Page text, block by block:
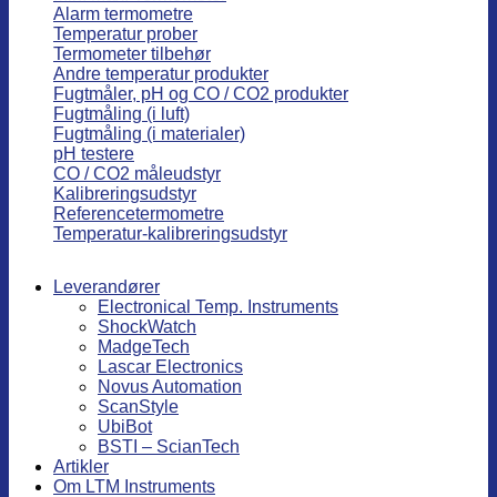
Alarm termometre
Temperatur prober
Termometer tilbehør
Andre temperatur produkter
Fugtmåler, pH og CO / CO2 produkter
Fugtmåling (i luft)
Fugtmåling (i materialer)
pH testere
CO / CO2 måleudstyr
Kalibreringsudstyr
Referencetermometre
Temperatur-kalibreringsudstyr
Leverandører
Electronical Temp. Instruments
ShockWatch
MadgeTech
Lascar Electronics
Novus Automation
ScanStyle
UbiBot
BSTI – ScianTech
Artikler
Om LTM Instruments